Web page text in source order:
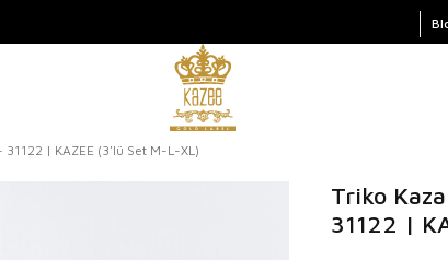
31122 | KAZEE (3'lü Set M-L-XL)
Triko
31122 |